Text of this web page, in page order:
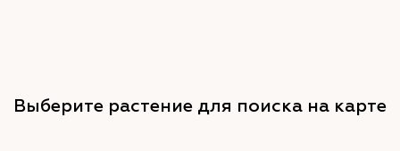
Выберите растение для поиска на карте